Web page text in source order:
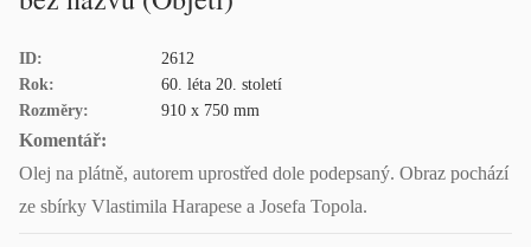
ID:
2612
Rok:
60. léta 20. století
Rozměry:
910 x 750 mm
Komentář:
Olej na plátně, autorem uprostřed dole podepsaný. Obraz pochází
ze sbírky Vlastimila Harapese a Josefa Topola.